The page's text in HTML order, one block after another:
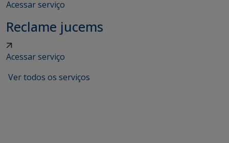
Acessar serviço
Reclame jucems
Acessar serviço
Ver todos os serviços